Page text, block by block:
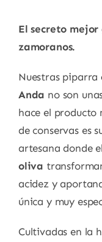
El secreto
zamoranos.
Nuestras piparra
Anda no son
hace el producto
de conservas es
artesana donde el
oliva
acidez y
única y muy
Cultivadas en la